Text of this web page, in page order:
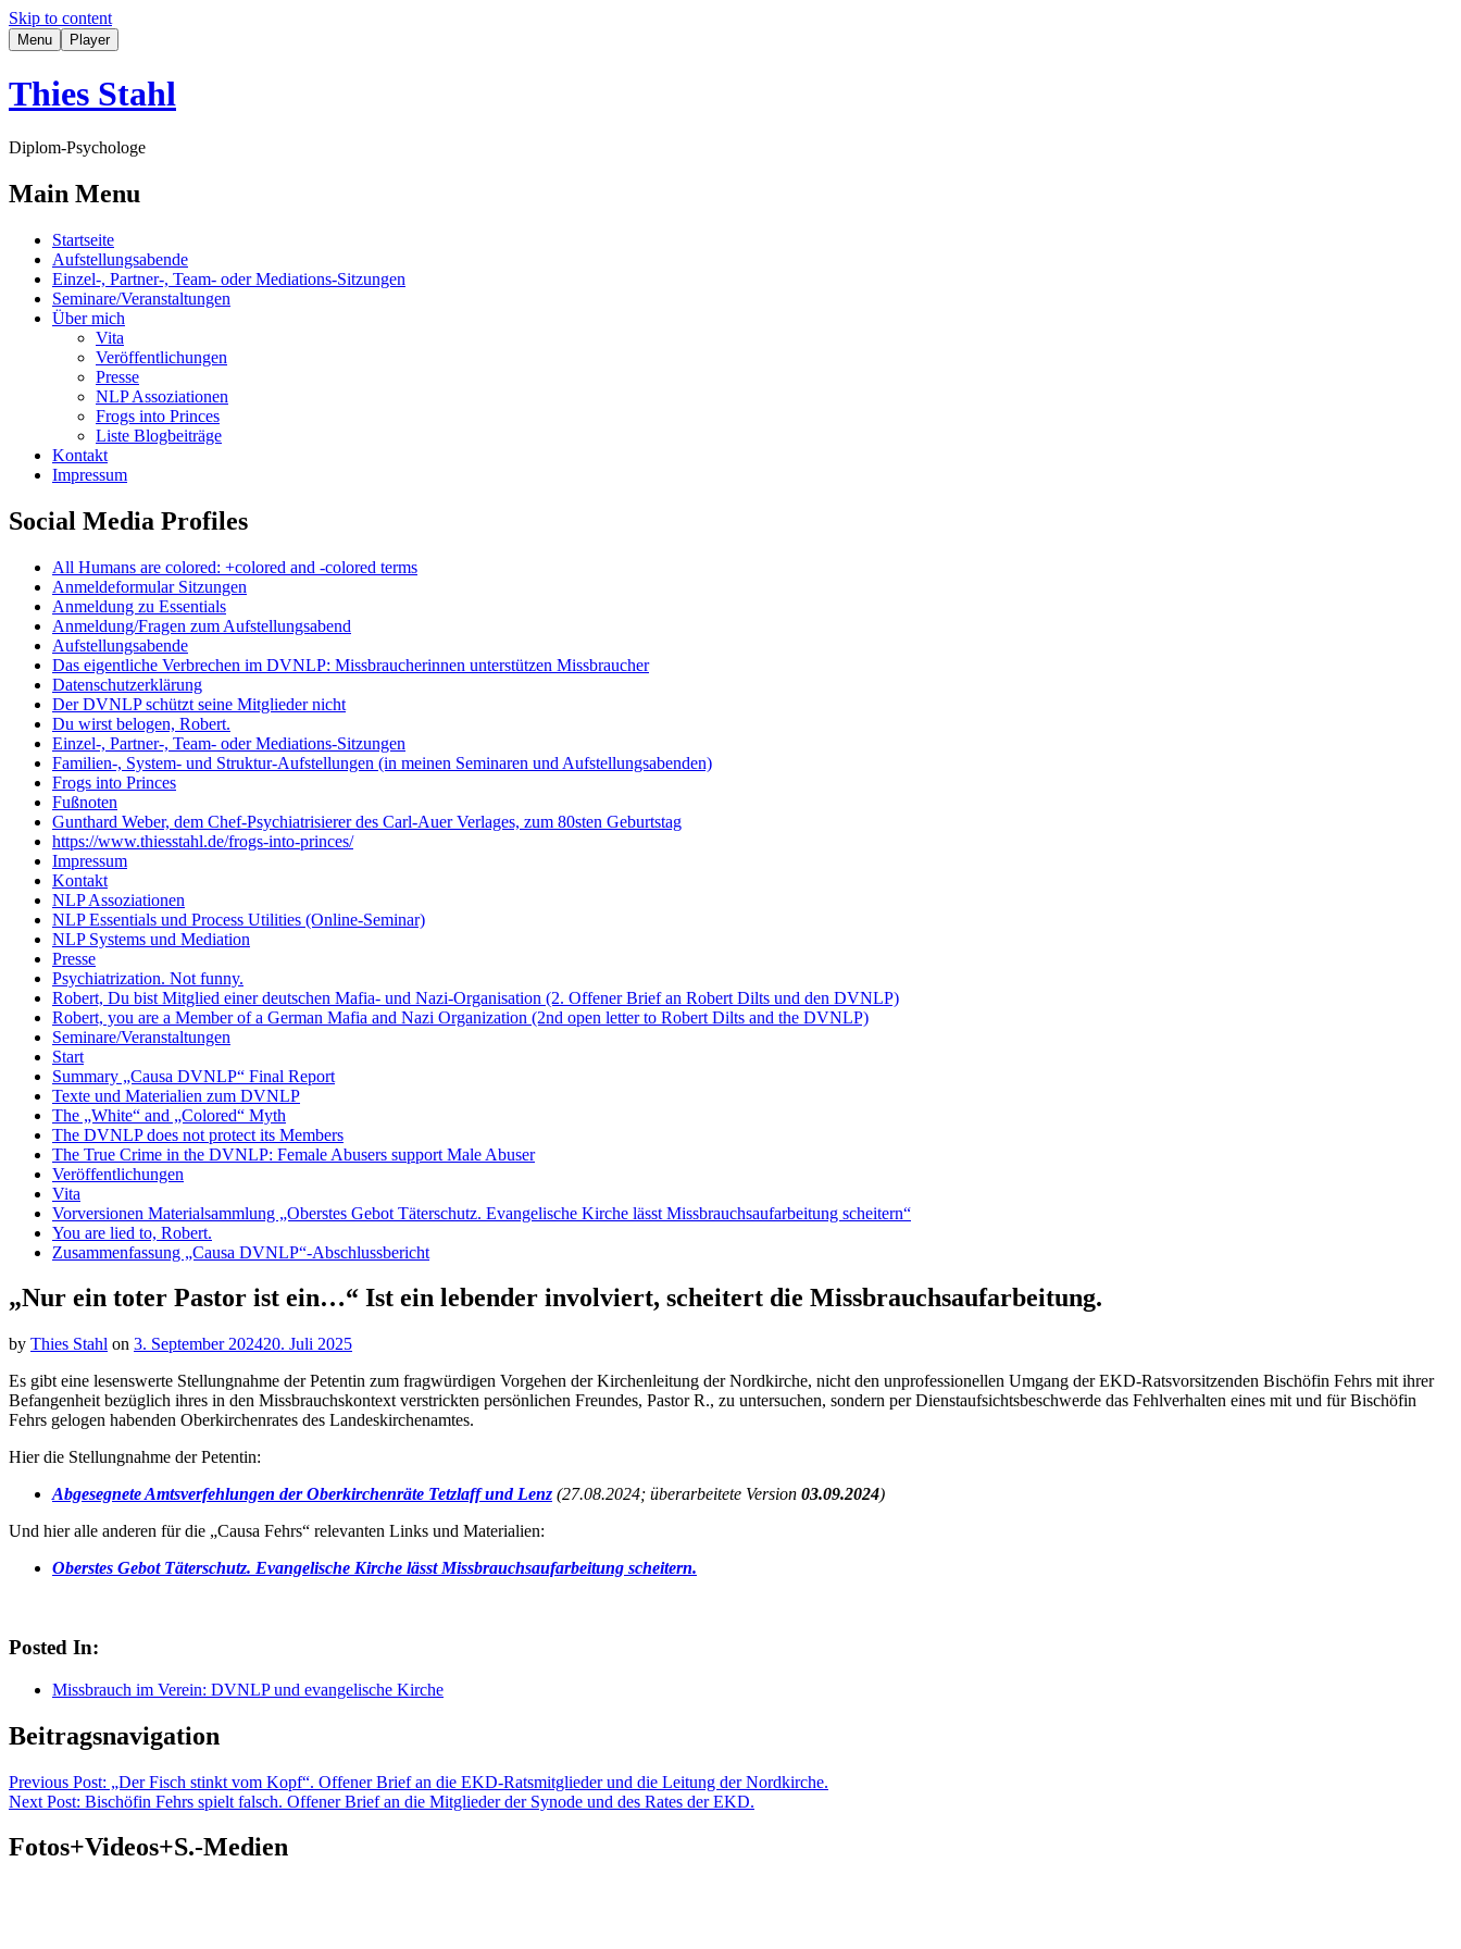
Skip to content
Menu Player
Thies Stahl
Diplom-Psychologe
Main Menu
Startseite
Aufstellungsabende
Einzel-, Partner-, Team- oder Mediations-Sitzungen
Seminare/Veranstaltungen
Über mich
Vita
Veröffentlichungen
Presse
NLP Assoziationen
Frogs into Princes
Liste Blogbeiträge
Kontakt
Impressum
Social Media Profiles
All Humans are colored: +colored and -colored terms
Anmeldeformular Sitzungen
Anmeldung zu Essentials
Anmeldung/Fragen zum Aufstellungsabend
Aufstellungsabende
Das eigentliche Verbrechen im DVNLP: Missbraucherinnen unterstützen Missbraucher
Datenschutzerklärung
Der DVNLP schützt seine Mitglieder nicht
Du wirst belogen, Robert.
Einzel-, Partner-, Team- oder Mediations-Sitzungen
Familien-, System- und Struktur-Aufstellungen (in meinen Seminaren und Aufstellungsabenden)
Frogs into Princes
Fußnoten
Gunthard Weber, dem Chef-Psychiatrisierer des Carl-Auer Verlages, zum 80sten Geburtstag
https://www.thiesstahl.de/frogs-into-princes/
Impressum
Kontakt
NLP Assoziationen
NLP Essentials und Process Utilities (Online-Seminar)
NLP Systems und Mediation
Presse
Psychiatrization. Not funny.
Robert, Du bist Mitglied einer deutschen Mafia- und Nazi-Organisation (2. Offener Brief an Robert Dilts und den DVNLP)
Robert, you are a Member of a German Mafia and Nazi Organization (2nd open letter to Robert Dilts and the DVNLP)
Seminare/Veranstaltungen
Start
Summary „Causa DVNLP“ Final Report
Texte und Materialien zum DVNLP
The „White“ and „Colored“ Myth
The DVNLP does not protect its Members
The True Crime in the DVNLP: Female Abusers support Male Abuser
Veröffentlichungen
Vita
Vorversionen Materialsammlung „Oberstes Gebot Täterschutz. Evangelische Kirche lässt Missbrauchsaufarbeitung scheitern“
You are lied to, Robert.
Zusammenfassung „Causa DVNLP“-Abschlussbericht
„Nur ein toter Pastor ist ein…“ Ist ein lebender involviert, scheitert die Missbrauchsaufarbeitung.
by Thies Stahl on 3. September 202420. Juli 2025
Es gibt eine lesenswerte Stellungnahme der Petentin zum fragwürdigen Vorgehen der Kirchenleitung der Nordkirche, nicht den unprofessionellen Umgang der EKD-Ratsvorsitzenden Bischöfin Fehrs mit ihrer
Befangenheit bezüglich ihres in den Missbrauchskontext verstrickten persönlichen Freundes, Pastor R., zu untersuchen, sondern per Dienstaufsichtsbeschwerde das Fehlverhalten eines mit und für Bischöfin
Fehrs gelogen habenden Oberkirchenrates des Landeskirchenamtes.
Hier die Stellungnahme der Petentin:
Abgesegnete Amtsverfehlungen der Oberkirchenräte Tetzlaff und Lenz (27.08.2024; überarbeitete Version 03.09.2024)
Und hier alle anderen für die „Causa Fehrs“ relevanten Links und Materialien:
Oberstes Gebot Täterschutz. Evangelische Kirche lässt Missbrauchsaufarbeitung scheitern.
Posted In:
Missbrauch im Verein: DVNLP und evangelische Kirche
Beitragsnavigation
Previous Post: „Der Fisch stinkt vom Kopf“. Offener Brief an die EKD-Ratsmitglieder und die Leitung der Nordkirche.
Next Post: Bischöfin Fehrs spielt falsch. Offener Brief an die Mitglieder der Synode und des Rates der EKD.
Fotos+Videos+S.-Medien